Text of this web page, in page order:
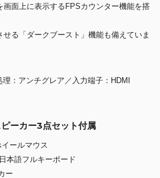
画面上に表示するFPSカウンター機能を搭
せる「ダークブースト」機能も備えていま
：アンチグレア／入力端子：HDMI
ーカー3点セット付属
ールマウス
本語フルキーボード
ー